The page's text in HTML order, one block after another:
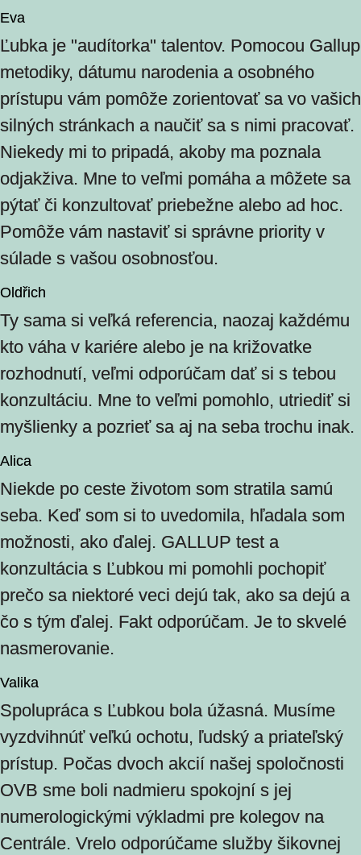
Eva
Ľubka je "audítorka" talentov. Pomocou Gallup
metodiky, dátumu narodenia a osobného
prístupu vám pomôže zorientovať sa vo vašich
silných stránkach a naučiť sa s nimi pracovať.
Niekedy mi to pripadá, akoby ma poznala
odjakživa. Mne to veľmi pomáha a môžete sa
pýtať či konzultovať priebežne alebo ad hoc.
Pomôže vám nastaviť si správne priority v
súlade s vašou osobnosťou.
Oldřich
Ty sama si veľká referencia, naozaj každému
kto váha v kariére alebo je na križovatke
rozhodnutí, veľmi odporúčam dať si s tebou
konzultáciu. Mne to veľmi pomohlo, utriediť si
myšlienky a pozrieť sa aj na seba trochu inak.
Alica
Niekde po ceste životom som stratila samú
seba. Keď som si to uvedomila, hľadala som
možnosti, ako ďalej. GALLUP test a
konzultácia s Ľubkou mi pomohli pochopiť
prečo sa niektoré veci dejú tak, ako sa dejú a
čo s tým ďalej. Fakt odporúčam. Je to skvelé
nasmerovanie.
Valika
Spolupráca s Ľubkou bola úžasná. Musíme
vyzdvihnúť veľkú ochotu, ľudský a priateľský
prístup. Počas dvoch akcií našej spoločnosti
OVB sme boli nadmieru spokojní s jej
numerologickými výkladmi pre kolegov na
Centrále. Vrelo odporúčame služby šikovnej